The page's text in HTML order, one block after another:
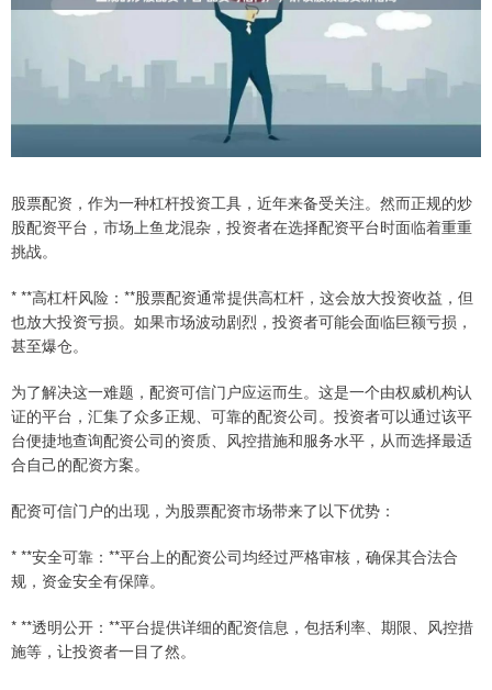
股票配资，作为一种杠杆投资工具，近年来备受关注。然而正规的炒
股配资平台，市场上鱼龙混杂，投资者在选择配资平台时面临着重重
挑战。
* **高杠杆风险：**股票配资通常提供高杠杆，这会放大投资收益，但
也放大投资亏损。如果市场波动剧烈，投资者可能会面临巨额亏损，
甚至爆仓。
为了解决这一难题，配资可信门户应运而生。这是一个由权威机构认
证的平台，汇集了众多正规、可靠的配资公司。投资者可以通过该平
台便捷地查询配资公司的资质、风控措施和服务水平，从而选择最适
合自己的配资方案。
配资可信门户的出现，为股票配资市场带来了以下优势：
* **安全可靠：**平台上的配资公司均经过严格审核，确保其合法合
规，资金安全有保障。
* **透明公开：**平台提供详细的配资信息，包括利率、期限、风控措
施等，让投资者一目了然。